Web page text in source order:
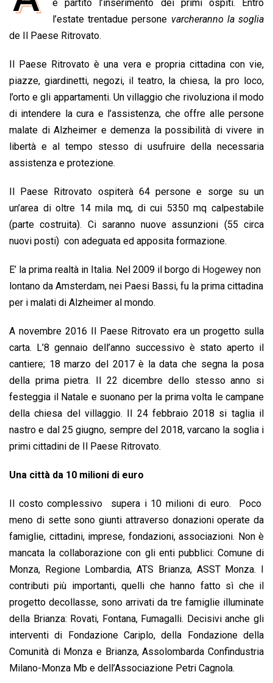
e
o
k
t
s
A
p
k
e
d
n
e
a
i
l
y
L
k
n
t
è partito l’inserimento dei primi ospiti. Entro
l’estate trentadue persone varcheranno la soglia
de Il Paese Ritrovato.
Il Paese Ritrovato è una vera e propria cittadina con vie,
piazze, giardinetti, negozi, il teatro, la chiesa, la pro loco,
l’orto e gli appartamenti. Un villaggio che rivoluziona il modo
di intendere la cura e l’assistenza, che offre alle persone
malate di Alzheimer e demenza la possibilità di vivere in
libertà e al tempo stesso di usufruire della necessaria
assistenza e protezione.
Il Paese Ritrovato ospiterà 64 persone e sorge su un
un’area di oltre 14 mila mq, di cui 5350 mq calpestabile
(parte costruita). Ci saranno nuove assunzioni (55 circa
nuovi posti) con adeguata ed apposita formazione.
E’ la prima realtà in Italia. Nel 2009 il borgo di Hogewey non
lontano da Amsterdam, nei Paesi Bassi, fu la prima cittadina
per i malati di Alzheimer al mondo.
A novembre 2016 Il Paese Ritrovato era un progetto sulla
carta. L’8 gennaio dell’anno successivo è stato aperto il
cantiere; 18 marzo del 2017 è la data che segna la posa
della prima pietra. Il 22 dicembre dello stesso anno si
festeggia il Natale e suonano per la prima volta le campane
della chiesa del villaggio. Il 24 febbraio 2018 si taglia il
nastro e dal 25 giugno, sempre del 2018, varcano la soglia i
primi cittadini de Il Paese Ritrovato.
Una città da 10 milioni di euro
Il costo complessivo supera i 10 milioni di euro. Poco
meno di sette sono giunti attraverso donazioni operate da
famiglie, cittadini, imprese, fondazioni, associazioni. Non è
mancata la collaborazione con gli enti pubblici: Comune di
Monza, Regione Lombardia, ATS Brianza, ASST Monza. I
contributi più importanti, quelli che hanno fatto sì che il
progetto decollasse, sono arrivati da tre famiglie illuminate
della Brianza: Rovati, Fontana, Fumagalli. Decisivi anche gli
interventi di Fondazione Cariplo, della Fondazione della
Comunità di Monza e Brianza, Assolombarda Confindustria
Milano-Monza Mb e dell’Associazione Petri Cagnola.